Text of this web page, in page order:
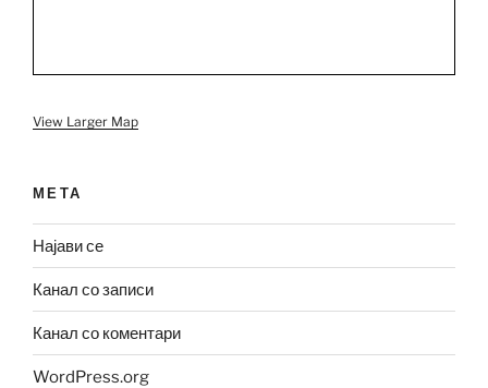
View Larger Map
МЕТА
Најави се
Канал со записи
Канал со коментари
WordPress.org